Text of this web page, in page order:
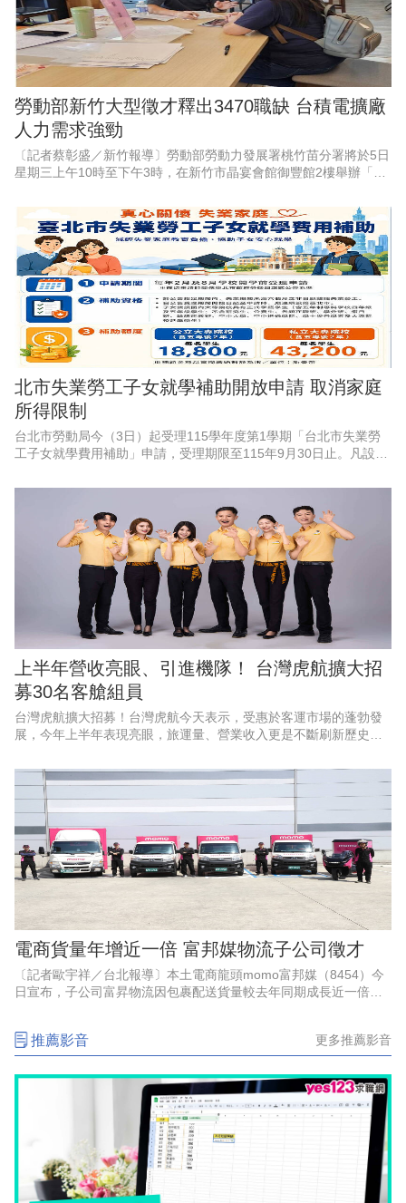
勞動部新竹大型徵才釋出3470職缺 台積電擴廠
人力需求強勁
〔記者蔡彰盛／新竹報導〕勞動部勞動力發展署桃竹苗分署將於5日
星期三上午10時至下午3時，在新竹市晶宴會館御豐館2樓舉辦「新
科技業廠商高達37
北市失業勞工子女就學補助開放申請 取消家庭
所得限制
台北市勞動局今（3日）起受理115學年度第1學期「台北市失業勞
工子女就學費用補助」申請，受理期限至115年9月30日止。凡設籍
內大專校院並
上半年營收亮眼、引進機隊！ 台灣虎航擴大招
募30名客艙組員
台灣虎航擴大招募！台灣虎航今天表示，受惠於客運市場的蓬勃發
展，今年上半年表現亮眼，旅運量、營業收入更是不斷刷新歷史紀
正式引進第三代機隊，啟
電商貨量年增近一倍 富邦媒物流子公司徵才
〔記者歐宇祥／台北報導〕本土電商龍頭momo富邦媒（8454）今
日宣布，子公司富昇物流因包裹配送貨量較去年同期成長近一倍，
推薦影音 更多推薦影音